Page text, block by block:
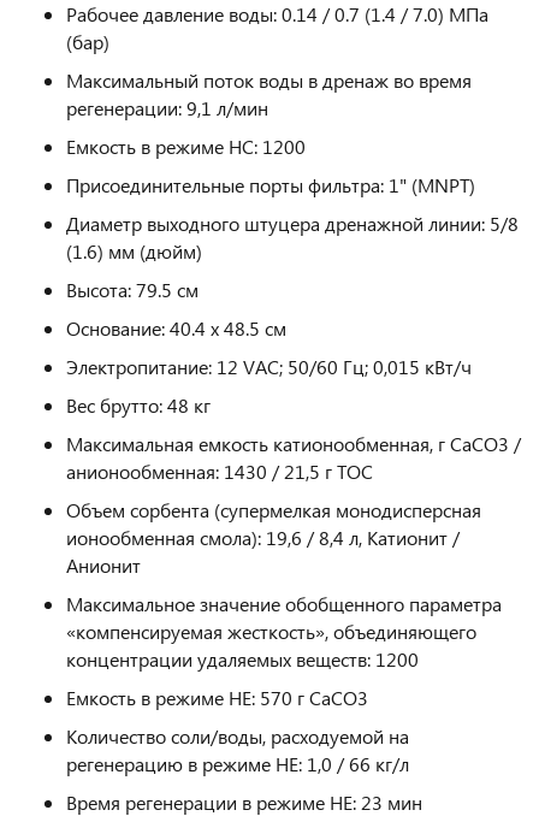
Рабочее давление воды: 0.14 / 0.7 (1.4 / 7.0) МПа
(бар)
Максимальный поток воды в дренаж во время
регенерации: 9,1 л/мин
Емкость в режиме HC: 1200
Присоединительные порты фильтра: 1" (MNPT)
Диаметр выходного штуцера дренажной линии: 5/8
(1.6) мм (дюйм)
Высота: 79.5 см
Основание: 40.4 x 48.5 см
Электропитание: 12 VAC; 50/60 Гц; 0,015 кВт/ч
Вес брутто: 48 кг
Максимальная емкость катионообменная, г CaCO3 /
анионообменная: 1430 / 21,5 г ТОС
Объем сорбента (супермелкая монодисперсная
ионообменная смола): 19,6 / 8,4 л, Катионит /
Анионит
Максимальное значение обобщенного параметра
«компенсируемая жесткость», объединяющего
концентрации удаляемых веществ: 1200
Емкость в режиме HE: 570 г CaCO3
Количество соли/воды, расходуемой на
регенерацию в режиме HE: 1,0 / 66 кг/л
Время регенерации в режиме HE: 23 мин